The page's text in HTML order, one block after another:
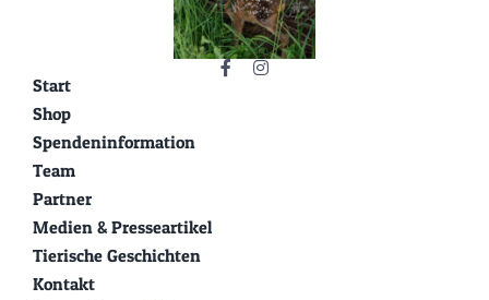
Start
Shop
Spendeninformation
Team
Partner
Medien & Presseartikel
Tierische Geschichten
Kontakt